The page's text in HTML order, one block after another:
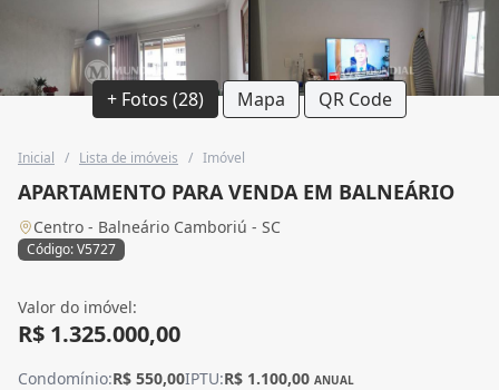
+ Fotos (28) Mapa QR Code
Inicial / Lista de imóveis / Imóvel
APARTAMENTO PARA VENDA EM BALNEÁRIO
Centro - Balneário Camboriú - SC
Código: V5727
Valor do imóvel:
R$ 1.325.000,00
Condomínio:R$ 550,00IPTU:R$ 1.100,00 ANUAL